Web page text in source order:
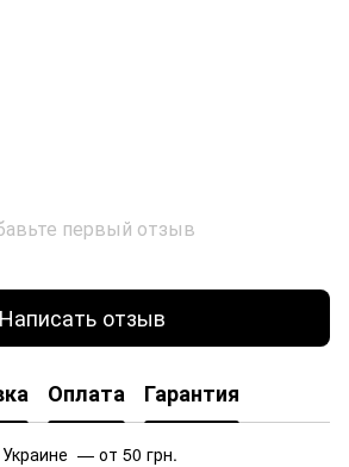
первый отзыв
Написать отзыв
Оплата Гарантия
— от 50 грн.